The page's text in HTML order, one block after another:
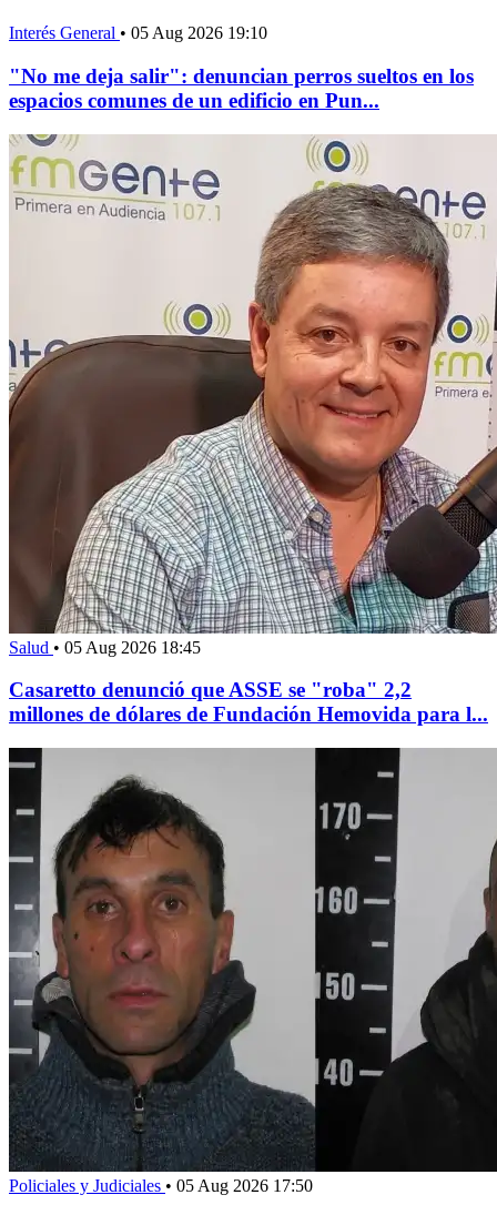
Interés General • 05 Aug 2026 19:10
"No me deja salir": denuncian perros sueltos en los
espacios comunes de un edificio en Pun...
Salud • 05 Aug 2026 18:45
Casaretto denunció que ASSE se "roba" 2,2
millones de dólares de Fundación Hemovida para l...
Policiales y Judiciales • 05 Aug 2026 17:50